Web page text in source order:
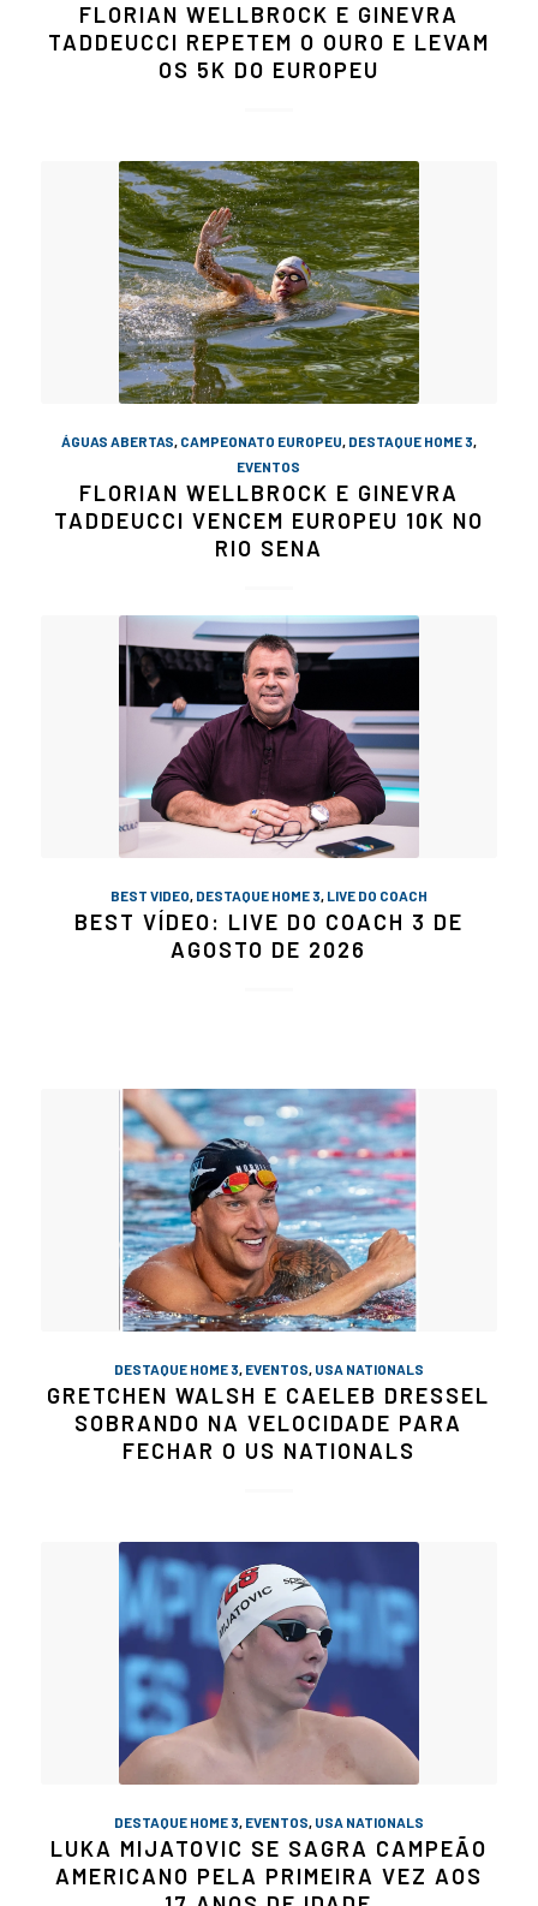
FLORIAN WELLBROCK E GINEVRA
TADDEUCCI REPETEM O OURO E LEVAM
OS 5K DO EUROPEU
ÁGUAS ABERTAS, CAMPEONATO EUROPEU, DESTAQUE HOME 3,
EVENTOS
FLORIAN WELLBROCK E GINEVRA
TADDEUCCI VENCEM EUROPEU 10K NO
RIO SENA
BEST VIDEO, DESTAQUE HOME 3, LIVE DO COACH
BEST VÍDEO: LIVE DO COACH 3 DE
AGOSTO DE 2026
DESTAQUE HOME 3, EVENTOS, USA NATIONALS
GRETCHEN WALSH E CAELEB DRESSEL
SOBRANDO NA VELOCIDADE PARA
FECHAR O US NATIONALS
DESTAQUE HOME 3, EVENTOS, USA NATIONALS
LUKA MIJATOVIC SE SAGRA CAMPEÃO
AMERICANO PELA PRIMEIRA VEZ AOS